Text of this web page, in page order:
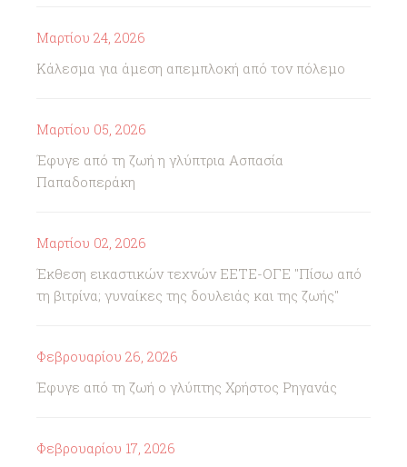
Μαρτίου 24, 2026
Κάλεσμα για άμεση απεμπλοκή από τον πόλεμο
Μαρτίου 05, 2026
Έφυγε από τη ζωή η γλύπτρια Ασπασία
Παπαδοπεράκη
Μαρτίου 02, 2026
Έκθεση εικαστικών τεχνών ΕΕΤΕ-ΟΓΕ "Πίσω από
τη βιτρίνα; γυναίκες της δουλειάς και της ζωής"
Φεβρουαρίου 26, 2026
Έφυγε από τη ζωή ο γλύπτης Χρήστος Ρηγανάς
Φεβρουαρίου 17, 2026